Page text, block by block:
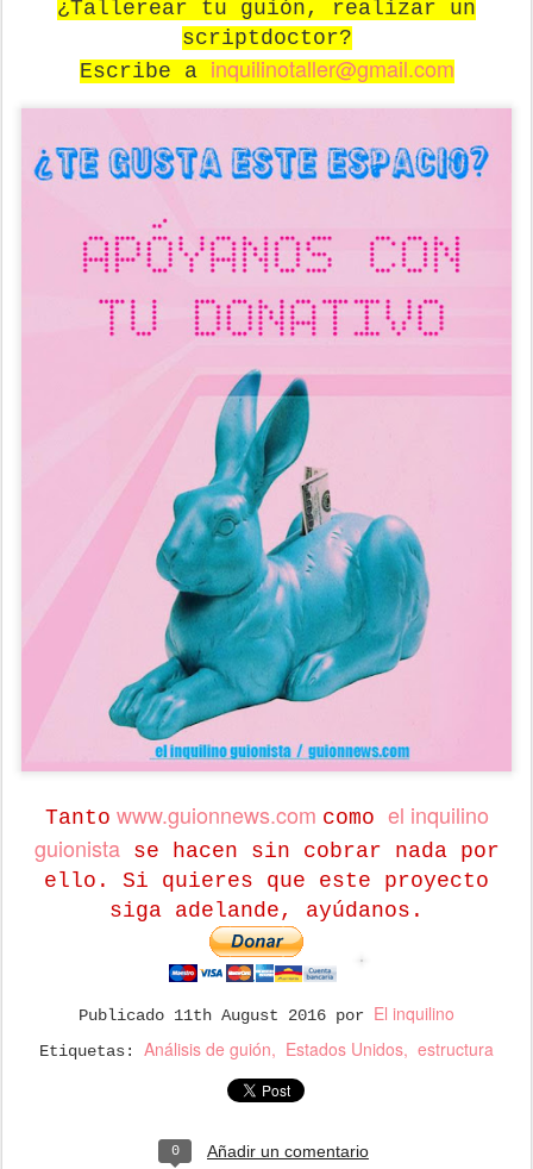
¿Tallerear tu guión, realizar un
scriptdoctor?
Escribe a inquilinotaller@gmail.com
Tanto www.guionnews.com como el inquilino
guionistase hacen sin cobrar nada por
ello. Si quieres que este proyecto
siga adelande, ayúdanos.
Publicado 11th August 2016 por El inquilino
Etiquetas: Análisis de guión Estados Unidos estructura
0 Añadir un comentario